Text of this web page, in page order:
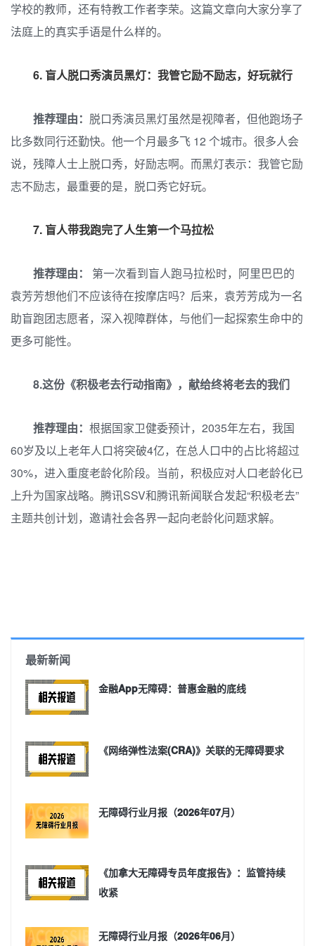
学校的教师，还有特教工作者李荣。这篇文章向大家分享了
法庭上的真实手语是什么样的。
6. 盲人脱口秀演员黑灯：我管它励不励志，好玩就行
推荐理由： 脱口秀演员黑灯虽然是视障者，但他跑场子
比多数同行还勤快。他一个月最多飞 12 个城市。很多人会
说，残障人士上脱口秀，好励志啊。而黑灯表示：我管它励
志不励志，最重要的是，脱口秀它好玩。
7. 盲人带我跑完了人生第一个马拉松
推荐理由：
第一次看到盲人跑马拉松时，阿里巴巴的
袁芳芳想他们不应该待在按摩店吗？后来，袁芳芳成为一名
助盲跑团志愿者，深入视障群体，与他们一起探索生命中的
更多可能性。
8.这份《积极老去行动指南》，献给终将老去的我们
推荐理由： 根据国家卫健委预计，2035年左右，我国
60岁及以上老年人口将突破4亿，在总人口中的占比将超过
30%，进入重度老龄化阶段。当前，积极应对人口老龄化已
上升为国家战略。腾讯SSV和腾讯新闻联合发起“积极老去”
主题共创计划，邀请社会各界一起向老龄化问题求解。
最新新闻
金融App无障碍：普惠金融的底线
《网络弹性法案(CRA)》关联的无障碍要求
无障碍行业月报（2026年07月）
《加拿大无障碍专员年度报告》：监管持续
收紧
无障碍行业月报（2026年06月）